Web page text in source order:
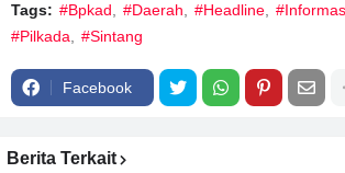
Tags: #Bpkad #Daerah #Headline
#Pilkada
#Sintang
Facebook
Berita Terkait